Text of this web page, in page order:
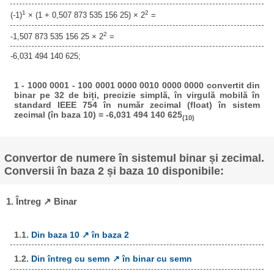
(-1)1 × (1 + 0,507 873 535 156 25) × 22 =
-1,507 873 535 156 25 × 22 =
-6,031 494 140 625;
1 - 1000 0001 - 100 0001 0000 0010 0000 0000 convertit din
binar pe 32 de biți, precizie simplă, în virgulă mobilă în
standard IEEE 754 în număr zecimal (float) în sistem
zecimal (în baza 10) = -6,031 494 140 625(10)
Convertor de numere în sistemul binar și zecimal.
Conversii în baza 2 și baza 10 disponibile:
1. Întreg ↗ Binar
1.1. Din baza 10 ↗ în baza 2
1.2. Din întreg cu semn ↗ în binar cu semn